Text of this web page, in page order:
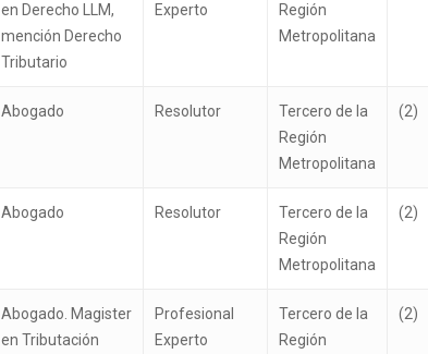
en Derecho LLM,
mención Derecho
Tributario
Experto
Región
Metropolitana
Abogado Resolutor
Tercero de la
Región
Metropolitana
(2)
Abogado Resolutor
Tercero de la
Región
Metropolitana
(2)
Abogado. Magister
en Tributación
Profesional
Experto
Tercero de la
Región
(2)